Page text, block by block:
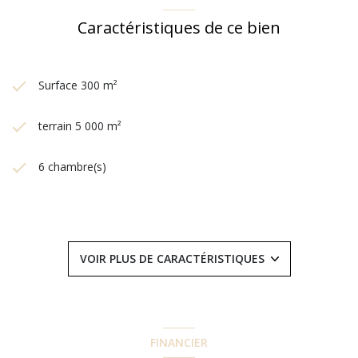
Caractéristiques de ce bien
Surface 300 m²
terrain 5 000 m²
6 chambre(s)
Chauffage individuel : chaudière (gaz)
VOIR PLUS DE CARACTÉRISTIQUES
FINANCIER